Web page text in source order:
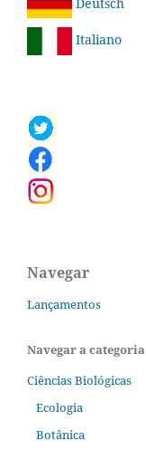
Italiano
Navegar
Lançamentos
Navegar a categoria
Ciências Biológicas
Ecologia
Botânica